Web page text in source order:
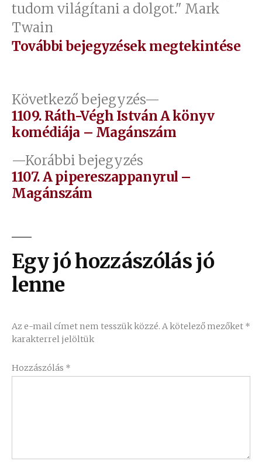
tudom világítani a dolgot." Mark
Twain
További bejegyzések megtekintése
Bejegyzés
navigáció
Korábbi bejegyzés
bejegyzés:
1107. A pipereszappanyrul –
Magánszám
Következő bejegyzés
bejegyzés:
1109. Ráth-Végh István A könyv
komédiája – Magánszám
Egy jó hozzászólás jó
lenne
Az e-mail címet nem tesszük közzé. A kötelező mezőket *
karakterrel jelöltük
Hozzászólás *